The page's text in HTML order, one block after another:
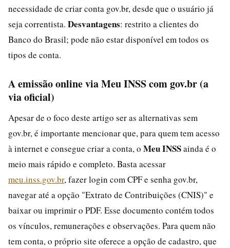
necessidade de criar conta gov.br, desde que o usuário já
seja correntista. Desvantagens: restrito a clientes do
Banco do Brasil; pode não estar disponível em todos os
tipos de conta.
A emissão online via Meu INSS com gov.br (a
via oficial)
Apesar de o foco deste artigo ser as alternativas sem
gov.br, é importante mencionar que, para quem tem acesso
à internet e consegue criar a conta, o Meu INSSainda é o
meio mais rápido e completo. Basta acessar
meu.inss.gov.br, fazer login com CPF e senha gov.br,
navegar até a opção "Extrato de Contribuições (CNIS)" e
baixar ou imprimir o PDF. Esse documento contém todos
os vínculos, remunerações e observações. Para quem não
tem conta, o próprio site oferece a opção de cadastro, que